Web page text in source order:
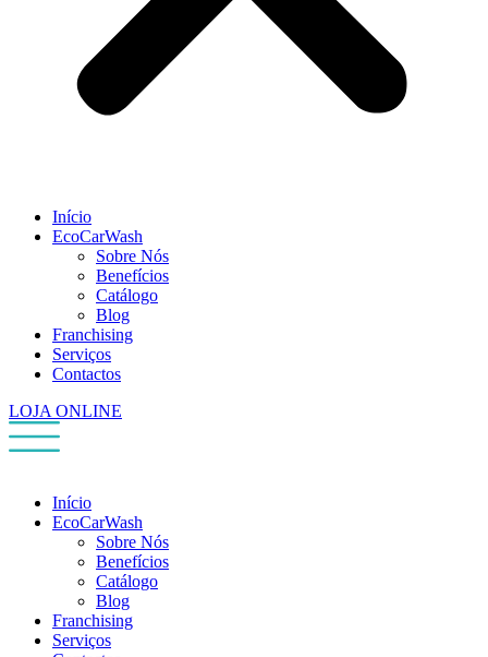
Início
EcoCarWash
Sobre Nós
Benefícios
Catálogo
Blog
Franchising
Serviços
Contactos
LOJA ONLINE
Início
EcoCarWash
Sobre Nós
Benefícios
Catálogo
Blog
Franchising
Serviços